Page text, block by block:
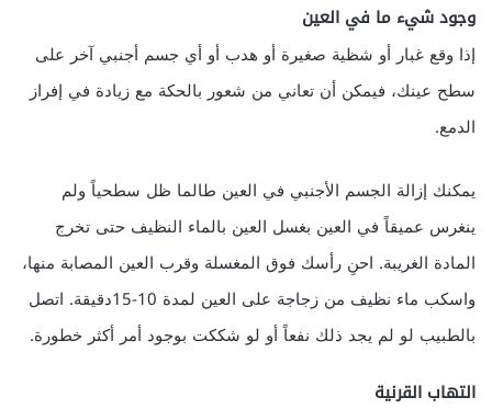
وجود شيء ما في العين
إذا وقع غبار أو شظية صغيرة أو هدب أو أي جسم أجنبي آخر على
سطح عينك، فيمكن أن تعاني من شعور بالحكة مع زيادة في إفراز
الدمع.
يمكنك إزالة الجسم الأجنبي في العين طالما ظل سطحياً ولم
ينغرس عميقاً في العين بغسل العين بالماء النظيف حتى تخرج
المادة الغريبة. احنِ رأسك فوق المغسلة وقرب العين المصابة منها،
واسكب ماء نظيف من زجاجة على العين لمدة 10-15دقيقة. اتصل
بالطبيب لو لم يجد ذلك نفعاً أو لو شككت بوجود أمر أكثر خطورة.
التهاب القرنية